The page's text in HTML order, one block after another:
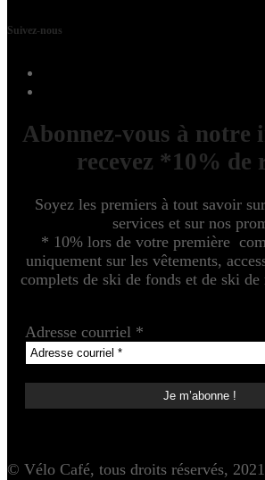
Suivez-nous
Abonnez-vous à notre
recevez *10% de
Soyez les premiers à tout savoir
services et sur nos
* 10% lors de votre première
uniquement sur les vêtements,
complets de ski de fonds et de ski de
Adresse courriel *
© Vélo Café, tous droits réservés, 2021